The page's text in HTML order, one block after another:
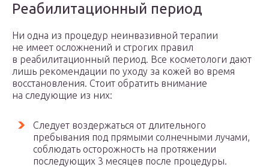
Реабилитационный период
Ни одна из процедур неинвазивной терапии
не имеет осложнений и строгих правил
в реабилитационный период. Все косметологи дают
лишь рекомендации по уходу за кожей во время
восстановления. Стоит обратить внимание
на следующие из них:
Следует воздержаться от длительного
пребывания под прямыми солнечными лучами,
соблюдать осторожность на протяжении
последующих 3 месяцев после процедуры.